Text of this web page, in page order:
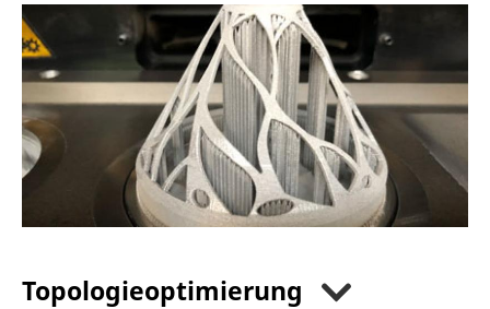
Topologieoptimierung